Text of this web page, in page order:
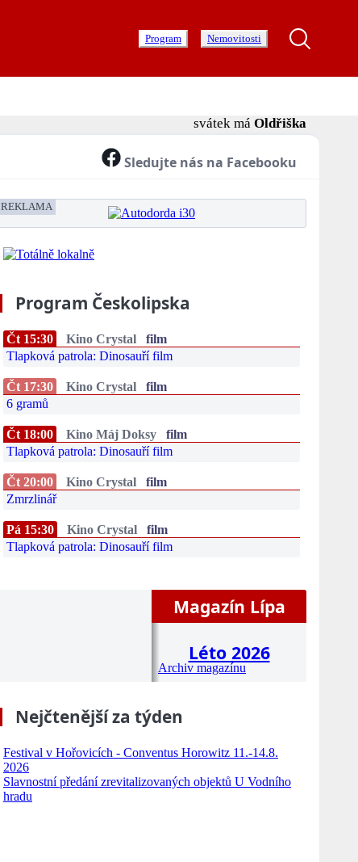
Program Nemovitosti
svátek má Oldřiška
Sledujte nás na Facebooku
REKLAMA
Program Českolipska
Čt 15:30 Kino Crystal
film
Tlapková patrola: Dinosauří film
Čt 17:30 Kino Crystal
film
6 gramů
Čt 18:00 Kino Máj Doksy
film
Tlapková patrola: Dinosauří film
Čt 20:00 Kino Crystal
film
Zmrzlinář
Pá 15:30 Kino Crystal
film
Tlapková patrola: Dinosauří film
Magazín Lípa
Léto 2026
Archiv magazínu
Nejčtenější za týden
Festival v Hořovicích - Conventus Horowitz 11.-14.8.
2026
Slavnostní předání zrevitalizovaných objektů U Vodního
hradu